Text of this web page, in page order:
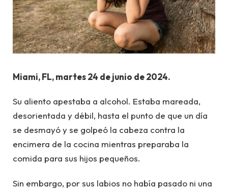
Miami, FL, martes 24 de junio de 2024.
Su aliento apestaba a alcohol. Estaba mareada,
desorientada y débil, hasta el punto de que un día
se desmayó y se golpeó la cabeza contra la
encimera de la cocina mientras preparaba la
comida para sus hijos pequeños.
Sin embargo, por sus labios no había pasado ni una